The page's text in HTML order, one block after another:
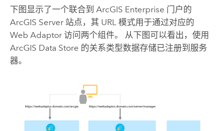
下图显示了一个联合到 ArcGIS Enterprise 门户的
ArcGIS Server站点，其 URL 模式用于通过对应的
Web Adaptor 访问两个组件。 从下图可以看出，使用
ArcGIS Data Store 的关系类型数据存储已注册到服务
器。